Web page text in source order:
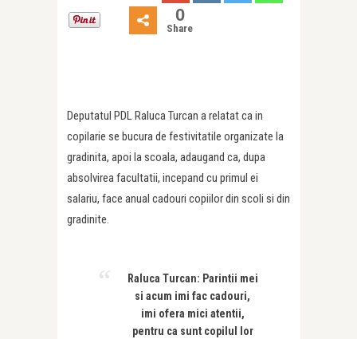
0
Share
Deputatul PDL Raluca Turcan a relatat ca in
copilarie se bucura de festivitatile organizate la
gradinita, apoi la scoala, adaugand ca, dupa
absolvirea facultatii, incepand cu primul ei
salariu, face anual cadouri copiilor din scoli si din
gradinite.
Raluca Turcan: Parintii mei
si acum imi fac cadouri,
imi ofera mici atentii,
pentru ca sunt copilul lor